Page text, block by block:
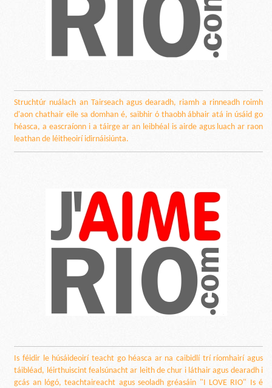
Struchtúr nuálach an Tairseach agus dearadh, riamh a rinneadh roimh
d'aon chathair eile sa domhan é, saibhir ó thaobh ábhair atá in úsáid go
héasca, a eascraíonn i a táirge ar an leibhéal is airde agus luach ar raon
leathan de léitheoirí idirnáisiúnta.
Is féidir le húsáideoirí teacht go héasca ar na caibidlí trí ríomhairí agus
táibléad, léirthuiscint fealsúnacht ar leith de chur i láthair agus dearadh i
gcás an lógó, teachtaireacht agus seoladh gréasáin "I LOVE RIO" Is é